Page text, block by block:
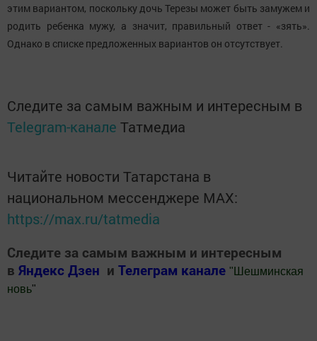
этим вариантом, поскольку дочь Терезы может быть замужем и
родить ребенка мужу, а значит, правильный ответ - «зять».
Однако в списке предложенных вариантов он отсутствует.
Следите за самым важным и интересным в
Telegram-канале Татмедиа
Читайте новости Татарстана в
национальном мессенджере MАХ:
https://max.ru/tatmedia
Следите за самым важным и интересным
в Яндекс Дзен и Телеграм канале " Шешминская
новь"